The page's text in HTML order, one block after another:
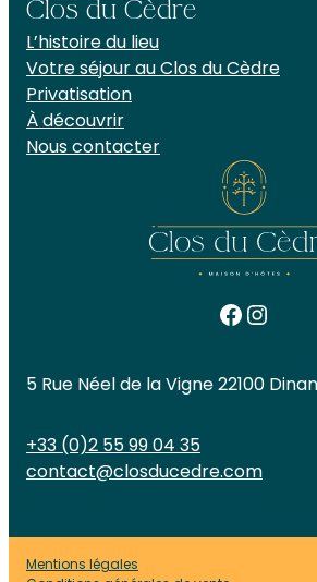
Clos du Cèdre
L’histoire du lieu
Votre séjour au Clos du Cèdre
Privatisation
À découvrir
Nous contacter
5 Rue Néel de la Vigne 22100
+33 (0)2 55 99 04 35
contact@closducedre.com
Mentions légales